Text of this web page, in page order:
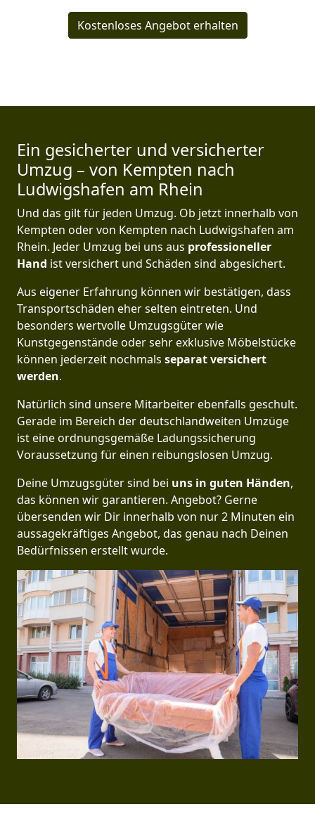
Kostenloses Angebot erhalten
Ein gesicherter und versicherter
Umzug – von Kempten nach
Ludwigshafen am Rhein
Und das gilt für jeden Umzug. Ob jetzt innerhalb von
Kempten oder von Kempten nach Ludwigshafen am
Rhein. Jeder Umzug bei uns aus professioneller
Hand ist versichert und Schäden sind abgesichert.
Aus eigener Erfahrung können wir bestätigen, dass
Transportschäden eher selten eintreten. Und
besonders wertvolle Umzugsgüter wie
Kunstgegenstände oder sehr exklusive Möbelstücke
können jederzeit nochmals separat versichert
werden.
Natürlich sind unsere Mitarbeiter ebenfalls geschult.
Gerade im Bereich der deutschlandweiten Umzüge
ist eine ordnungsgemäße Ladungssicherung
Voraussetzung für einen reibungslosen Umzug.
Deine Umzugsgüter sind bei uns in guten Händen,
das können wir garantieren. Angebot? Gerne
übersenden wir Dir innerhalb von nur 2 Minuten ein
aussagekräftiges Angebot, das genau nach Deinen
Bedürfnissen erstellt wurde.